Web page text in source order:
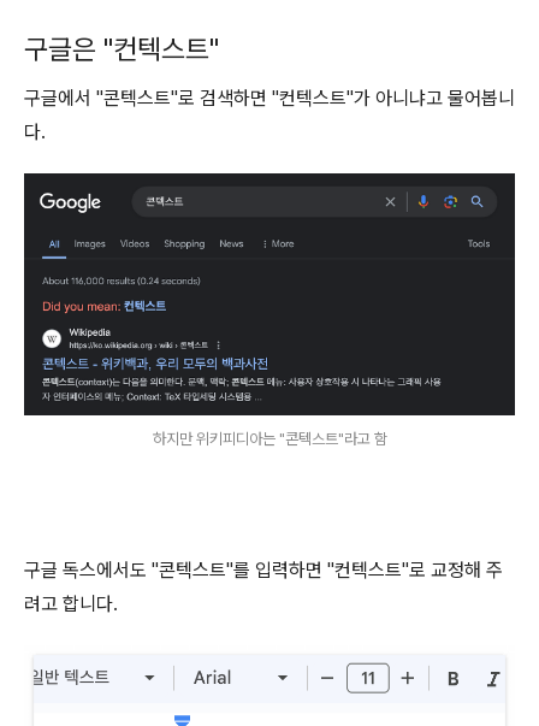
구글은 "컨텍스트"
구글에서 "콘텍스트"로 검색하면 "컨텍스트"가 아니냐고 물어봅니
다.
하지만 위키피디아는 "콘텍스트"라고 함
구글 독스에서도 "콘텍스트"를 입력하면 "컨텍스트"로 교정해 주
려고 합니다.